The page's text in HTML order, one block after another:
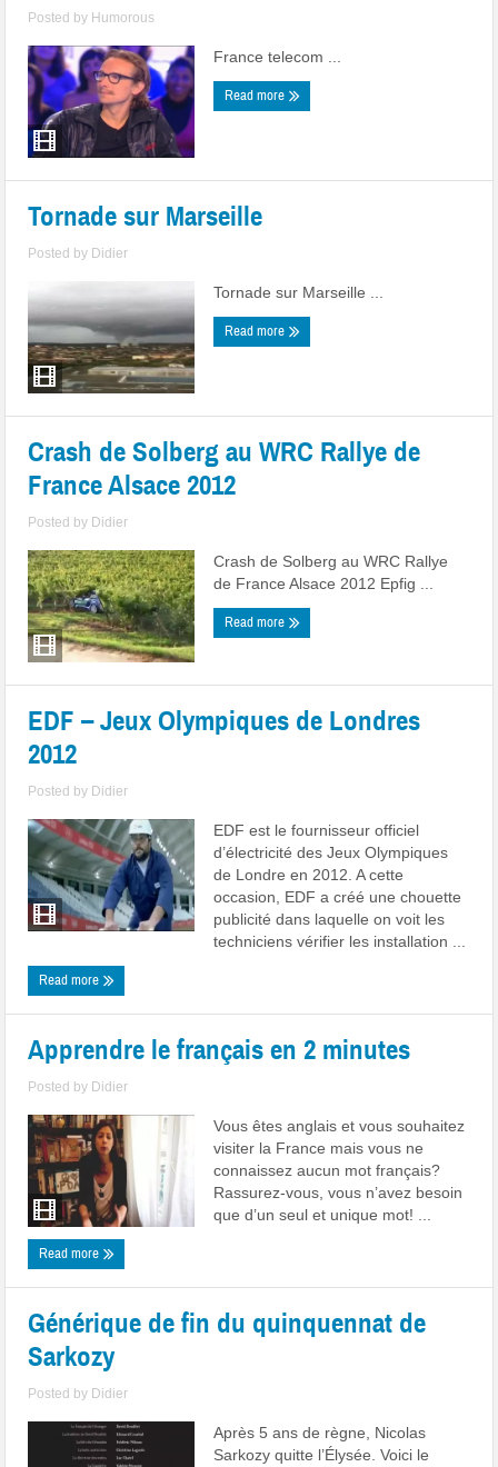
Posted by Humorous
France telecom ...
Read more
Tornade sur Marseille
Posted by Didier
Tornade sur Marseille ...
Read more
Crash de Solberg au WRC Rallye de
France Alsace 2012
Posted by Didier
Crash de Solberg au WRC Rallye
de France Alsace 2012 Epfig ...
Read more
EDF – Jeux Olympiques de Londres
2012
Posted by Didier
EDF est le fournisseur officiel
d’électricité des Jeux Olympiques
de Londre en 2012. A cette
occasion, EDF a créé une chouette
publicité dans laquelle on voit les
techniciens vérifier les installation ...
Read more
Apprendre le français en 2 minutes
Posted by Didier
Vous êtes anglais et vous souhaitez
visiter la France mais vous ne
connaissez aucun mot français?
Rassurez-vous, vous n’avez besoin
que d’un seul et unique mot! ...
Read more
Générique de fin du quinquennat de
Sarkozy
Posted by Didier
Après 5 ans de règne, Nicolas
Sarkozy quitte l’Élysée. Voici le